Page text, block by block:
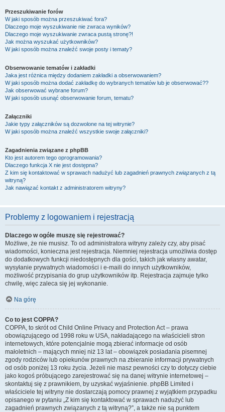
Przeszukiwanie forów
W jaki sposób można przeszukiwać fora?
Dlaczego moje wyszukiwanie nie zwraca wyników?
Dlaczego moje wyszukiwanie zwraca pustą stronę?!
Jak można wyszukać użytkowników?
W jaki sposób można znaleźć swoje posty i tematy?
Obserwowanie tematów i zakładki
Jaka jest różnica między dodaniem zakładki a obserwowaniem?
W jaki sposób można dodać zakładkę do wybranych tematów lub je obserwować??
Jak obserwować wybrane forum?
W jaki sposób usunąć obserwowanie forum, tematu?
Załączniki
Jakie typy załączników są dozwolone na tej witrynie?
W jaki sposób można znaleźć wszystkie swoje załączniki?
Zagadnienia związane z phpBB
Kto jest autorem tego oprogramowania?
Dlaczego funkcja X nie jest dostępna?
Z kim się kontaktować w sprawach nadużyć lub zagadnień prawnych związanych z tą
witryną?
Jak nawiązać kontakt z administratorem witryny?
Problemy z logowaniem i rejestracją
Dlaczego w ogóle muszę się rejestrować?
Możliwe, że nie musisz. To od administratora witryny zależy czy, aby pisać
wiadomości, konieczna jest rejestracja. Niemniej rejestracja umożliwia dostęp
do dodatkowych funkcji niedostępnych dla gości, takich jak własny awatar,
wysyłanie prywatnych wiadomości i e-maili do innych użytkowników,
możliwość przypisania do grup użytkowników itp. Rejestracja zajmuje tylko
chwilę, więc zaleca się jej wykonanie.
Na górę
Co to jest COPPA?
COPPA, to skrót od Child Online Privacy and Protection Act – prawa
obowiązującego od 1998 roku w USA, nakładającego na właścicieli stron
internetowych, które potencjalnie mogą zbierać informacje od osób
małoletnich – mających mniej niż 13 lat – obowiązek posiadania pisemnej
zgody rodziców lub opiekunów prawnych na zbieranie informacji prywatnych
od osób poniżej 13 roku życia. Jeżeli nie masz pewności czy to dotyczy ciebie
jako kogoś próbującego zarejestrować się na danej witrynie internetowej –
skontaktuj się z prawnikiem, by uzyskać wyjaśnienie. phpBB Limited i
właściciele tej witryny nie dostarczają pomocy prawnej z wyjątkiem przypadku
opisanego w pytaniu „Z kim się kontaktować w sprawach nadużyć lub
zagadnień prawnych związanych z tą witryną?”, a także nie są punktem